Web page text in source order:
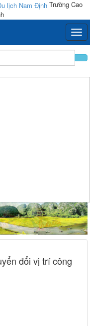
Trường Cao
đổi vị trí công